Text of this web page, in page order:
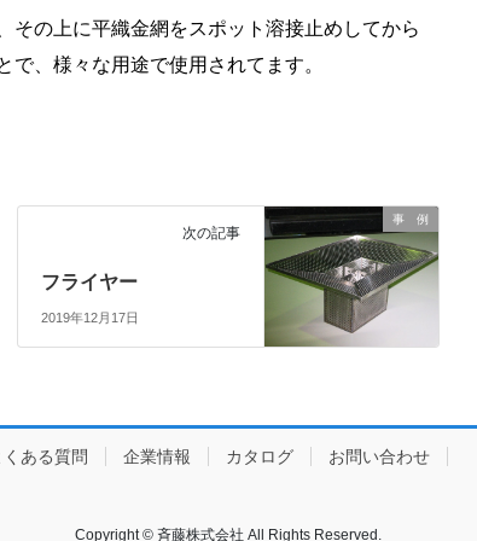
その上に平織金網をスポット溶接止めしてから
、様々な用途で使用されてます。
事 例
次の記事
フライヤー
2019年12月17日
くある質問 企業情報 カタログ お問い合わせ
Copyright © 斉藤株式会社 All Rights Reserved.